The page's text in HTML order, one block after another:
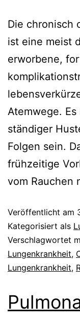
Die chronisch
ist eine meist
erworbene,
Atemwege.
ständiger
Folgen sein.
frühzeitige
vom Rauchen
Veröffentlicht am
Kategorisiert als
Verschlagwortet
Lungenkrankheit,
Lungenkrankheit,